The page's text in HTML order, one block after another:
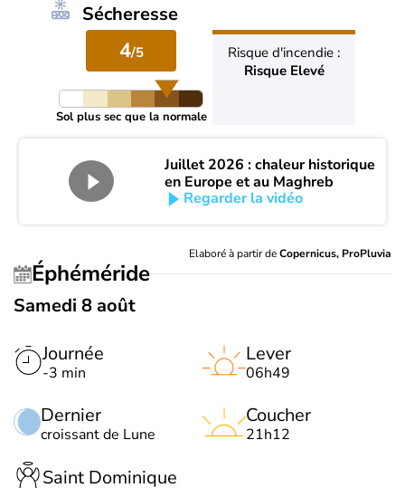
Sécheresse
4/5
Sol plus sec que la normale
Risque d'incendie :
Risque Elevé
Juillet 2026 : chaleur historique
en Europe et au Maghreb
Regarder la vidéo
Elaboré à partir deCopernicus, ProPluvia
Éphéméride
Samedi 8 août
Journée
-3 min
Dernier
croissant de Lune
Lever
06h49
Coucher
21h12
Saint Dominique